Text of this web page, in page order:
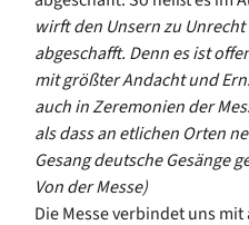
wirft den Unsern zu
abgeschafft. Denn es ist
mit größter Andacht und
auch in Zeremonien der
als dass an etlichen Orten
Gesang deutsche Gesänge
Von der Messe)
Die Messe verbindet uns